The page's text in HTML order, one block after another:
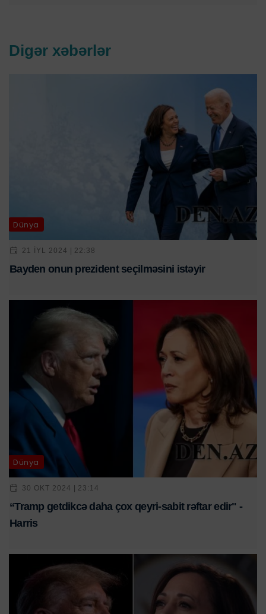
Digər xəbərlər
Dünya
21 IYL 2024 | 22:38
Bayden onun prezident seçilməsini istəyir
Dünya
30 OKT 2024 | 23:14
“Tramp getdikcə daha çox qeyri-sabit rəftar edir" -
Harris